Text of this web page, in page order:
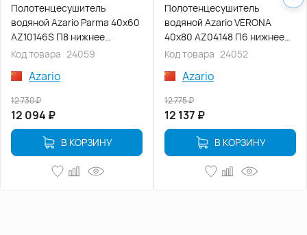
Полотенцесушитель
водяной Azario Parma 40х60
AZ10146S П8 нижнее
подключение 1/2" ВР, Хром
Код товара 24059
Azario
12 094 ₽
12 730₽
В КОРЗИНУ
Полотенцесушитель
водяной Azario VERONA
40х80 AZ04148 П6 нижнее
подключение 1/2" ВР, Хром
Код товара 24052
Azario
12 137 ₽
12 775₽
В КОРЗИНУ